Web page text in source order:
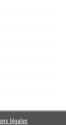
légales